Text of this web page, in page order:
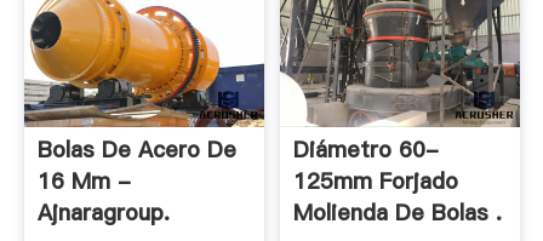
Bolas De Acero De
16 Mm -
Ajnaragroup.
Diámetro 60-
125mm Forjado
Molienda De Bolas .